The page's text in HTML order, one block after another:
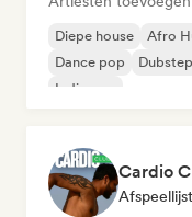
Diepe house Afro
Dance pop
Dubstep
Indie pop
Cardio